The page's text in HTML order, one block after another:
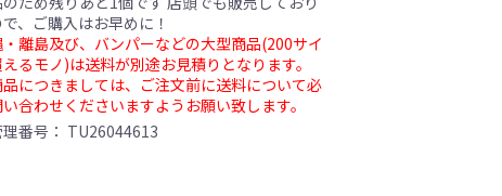
、ご購入はお早めに！
離島及び、バンパーなどの大型商品(200サイ
るモノ)は送料が別途お見積りとなります。
につきましては、ご注文前に送料について必
合わせくださいますようお願い致します。
番号： TU26044613